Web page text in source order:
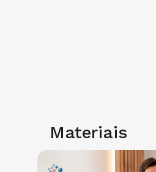
Materiais